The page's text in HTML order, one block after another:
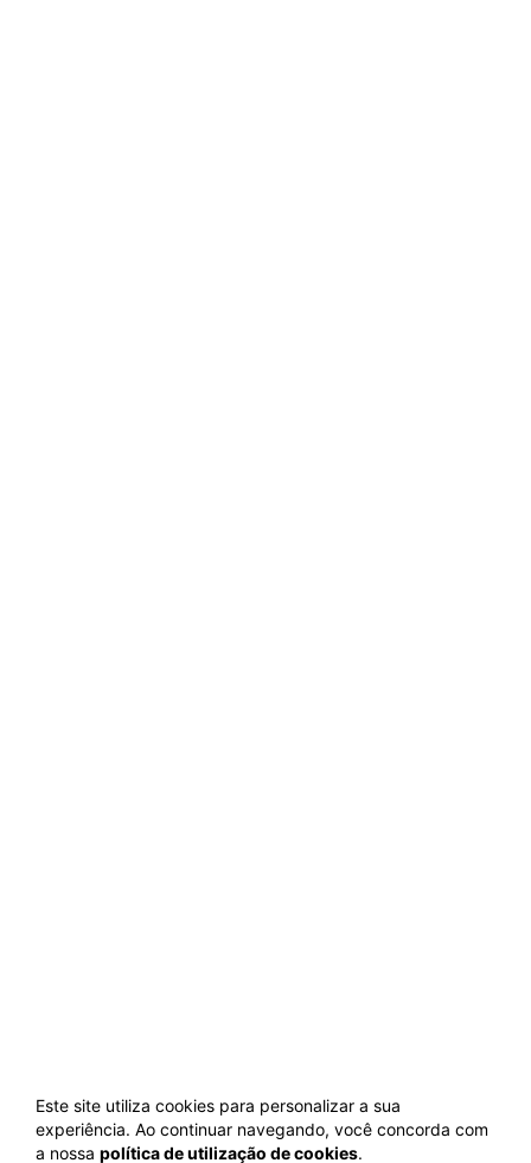
Este site utiliza cookies para personalizar a sua
experiência. Ao continuar navegando, você concorda com
a nossa política de utilização de cookies.